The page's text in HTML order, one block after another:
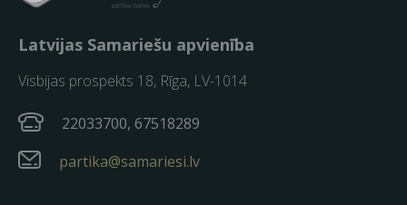
Latvijas Samariešu apvienība
Visbijas prospekts 18, Rīga, LV-1014
22033700, 67518289
partika@samariesi.lv